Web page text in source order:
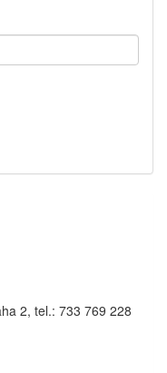
2, tel.: 733 769 228